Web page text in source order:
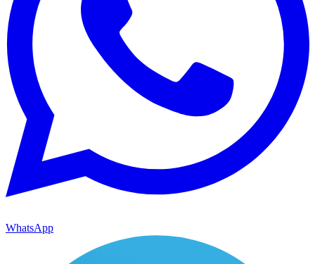
WhatsApp